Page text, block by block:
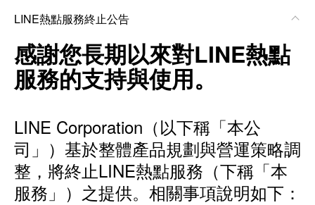
LINE熱點服務終止公告
感謝您長期以來對LINE熱點
服務的支持與使用。
LINE Corporation（以下稱「本公
司」）基於整體產品規劃與營運策略調
整，將終止LINE熱點服務（下稱「本
服務」）之提供。相關事項說明如下：